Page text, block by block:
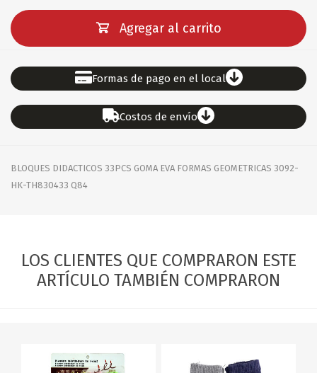
Agregar al carrito
Formas de pago en el local
Costos de envío
BLOQUES DIDACTICOS 33PCS GOMA EVA FORMAS GEOMETRICAS 3092-
HK-TH830433 Q84
LOS CLIENTES QUE COMPRARON ESTE
ARTÍCULO TAMBIÉN COMPRARON